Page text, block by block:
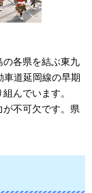
の各県を結ぶ東九
車道延岡線の早期
んでいます。
不可欠です。県